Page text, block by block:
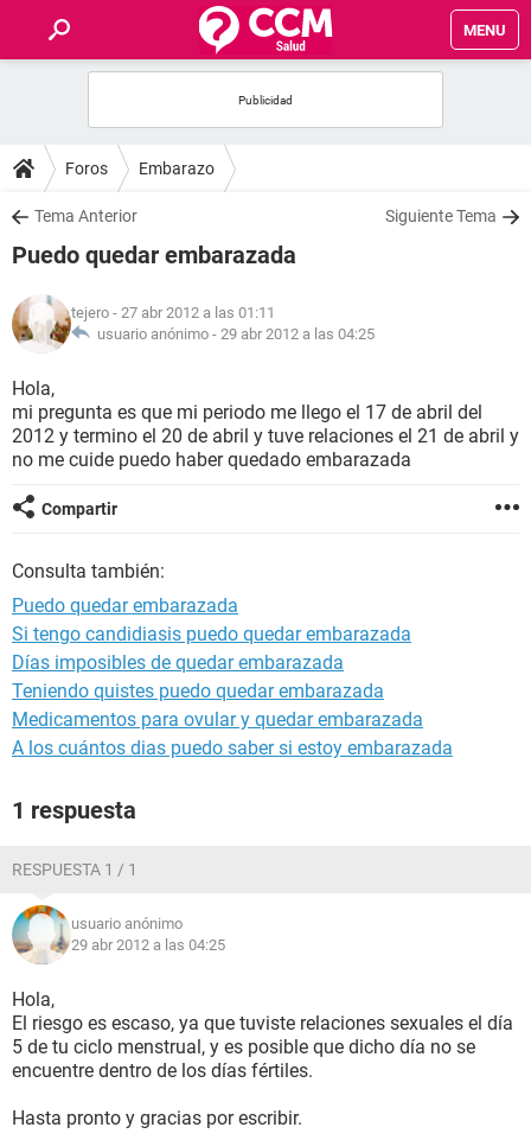
MENU
FOROS
SALUD
NUTRICIÓN
BIENESTAR
SEXUALIDAD
GLOSARIO
Foros Embarazo
Tema Anterior Siguiente Tema
Puedo quedar embarazada
tejero - 27 abr 2012 a las 01:11
usuario anónimo - 29 abr 2012 a las 04:25
Hola,
mi pregunta es que mi periodo me llego el 17 de abril del
2012 y termino el 20 de abril y tuve relaciones el 21 de abril y
no me cuide puedo haber quedado embarazada
Compartir
Consulta también:
Puedo quedar embarazada
Si tengo candidiasis puedo quedar embarazada
Días imposibles de quedar embarazada
Teniendo quistes puedo quedar embarazada
Medicamentos para ovular y quedar embarazada
A los cuántos dias puedo saber si estoy embarazada
1 respuesta
RESPUESTA 1 / 1
usuario anónimo
29 abr 2012 a las 04:25
Hola,
El riesgo es escaso, ya que tuviste relaciones sexuales el día
5 de tu ciclo menstrual, y es posible que dicho día no se
encuentre dentro de los días fértiles.
Hasta pronto y gracias por escribir.